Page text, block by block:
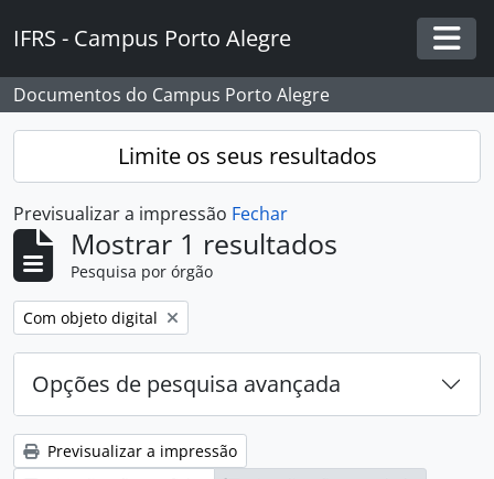
IFRS - Campus Porto Alegre
Documentos do Campus Porto Alegre
Limite os seus resultados
Previsualizar a impressão Fechar
Mostrar 1 resultados
Pesquisa por órgão
Remover filtro:
Com objeto digital
Opções de pesquisa avançada
Previsualizar a impressão